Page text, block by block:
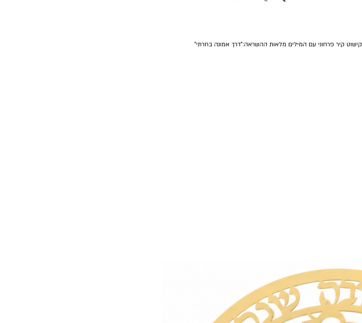
קישוט קיר פרחוני עם המילים מלאות ההשראה:"דרך אמונה בחרתי"